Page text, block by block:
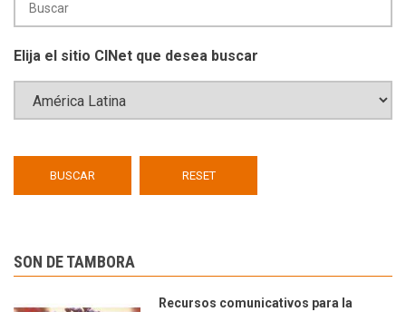
Elija el sitio CINet que desea buscar
SON DE TAMBORA
Recursos comunicativos para la